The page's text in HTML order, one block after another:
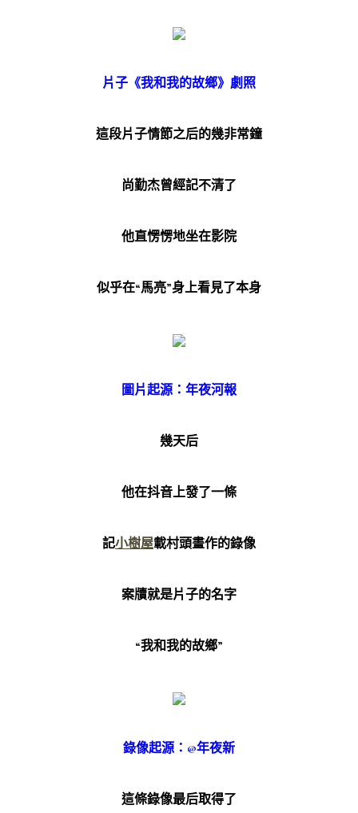
片子《我和我的故鄉》劇照
這段片子情節之后的幾非常鐘
尚勤杰曾經記不清了
他直愣愣地坐在影院
似乎在“馬亮”身上看見了本身
圖片起源：年夜河報
幾天后
他在抖音上發了一條
記小樹屋載村頭畫作的錄像
案牘就是片子的名字
“我和我的故鄉”
錄像起源：@年夜新
這條錄像最后取得了